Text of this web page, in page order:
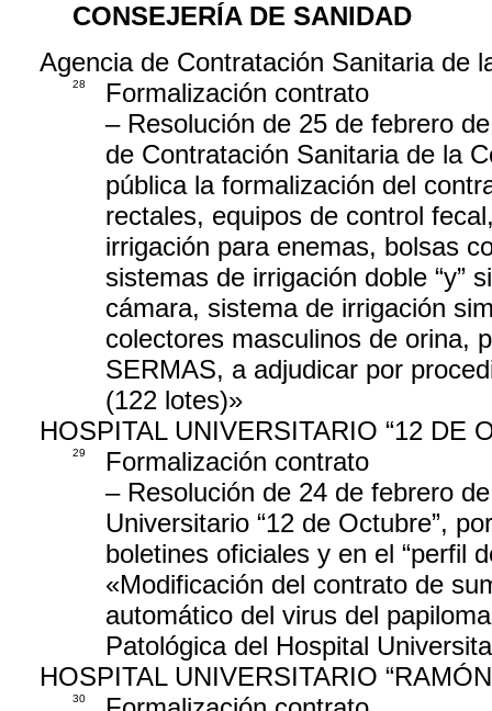
CONSEJERÍA DE SANIDAD
Agencia de Contratación Sanitaria de
28
Formalización contrato
– Resolución de 25 de febrero
de Contratación Sanitaria de la
pública la formalización del
rectales, equipos de control
irrigación para enemas, bolsas
sistemas de irrigación doble “y”
cámara, sistema de irrigación
colectores masculinos de orina,
SERMAS, a adjudicar por
(122 lotes)»
HOSPITAL UNIVERSITARIO “12 DE
29
Formalización contrato
– Resolución de 24 de febrero
Universitario “12 de Octubre”,
boletines oficiales y en el “perfil
«Modificación del contrato de
automático del virus del
Patológica del Hospital
HOSPITAL UNIVERSITARIO
30